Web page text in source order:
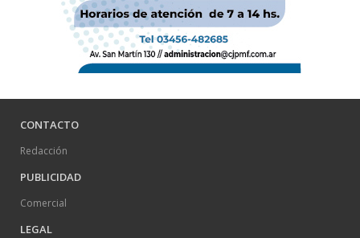
CONTACTO
Redacción
PUBLICIDAD
Comercial
LEGAL